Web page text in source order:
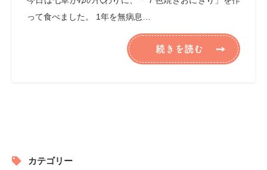
って食べました。 1年を無病息…
続きを読む
カテゴリー